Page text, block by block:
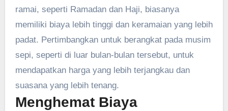
ramai, seperti Ramadan dan Haji, biasanya
memiliki biaya lebih tinggi dan keramaian yang lebih
padat. Pertimbangkan untuk berangkat pada musim
sepi, seperti di luar bulan-bulan tersebut, untuk
mendapatkan harga yang lebih terjangkau dan
suasana yang lebih tenang.
Menghemat Biaya